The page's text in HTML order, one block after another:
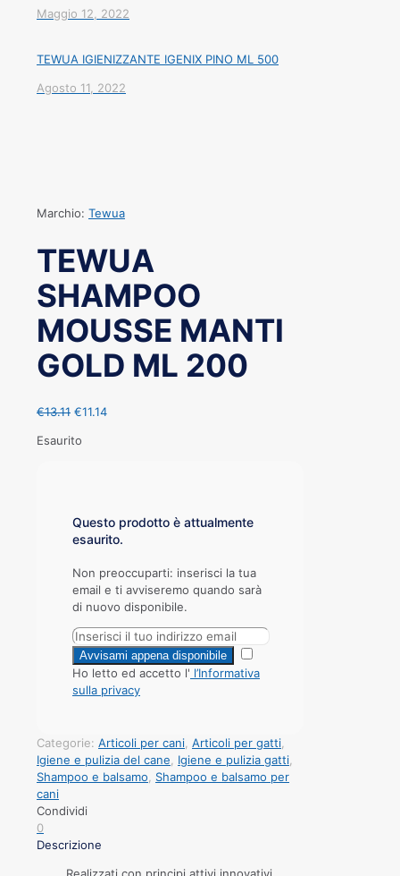
Maggio 12, 2022
TEWUA IGIENIZZANTE IGENIX PINO ML 500
Agosto 11, 2022
Marchio: Tewua
TEWUA
SHAMPOO
MOUSSE MANTI
GOLD ML 200
€13.11 €11.14
Esaurito
Questo prodotto è attualmente
esaurito.
Non preoccuparti: inserisci la tua
email e ti avviseremo quando sarà
di nuovo disponibile.
Ho letto ed accetto l' l’Informativa
sulla privacy
Categorie: Articoli per cani Articoli per gatti
Igiene e pulizia del cane
Igiene e pulizia gatti
Shampoo e balsamo
Shampoo e balsamo per
cani
Condividi
0
Descrizione
Realizzati con principi attivi innovativi